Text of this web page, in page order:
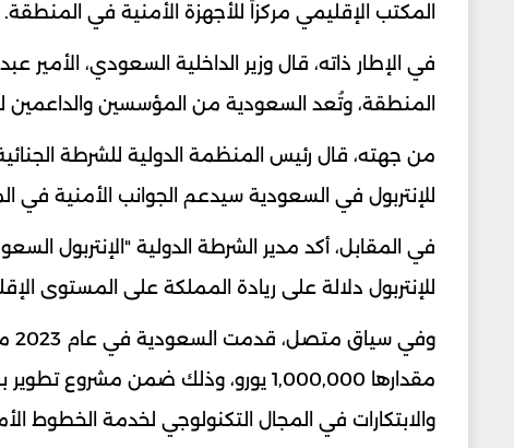
المكتب الإقليمي مركزاً للأجهزة الأمنية في المنطقة.
في الإطار ذاته، قال وزير الداخلية السعودي،
المنطقة، وتُعد السعودية من المؤسسين والداعمين
من جهته، قال رئيس المنظمة الدولية للشرطة الجنائية
للإنتربول في السعودية سيدعم الجوانب الأمنية في
في المقابل، أكد مدير الشرطة الدولية "الإنتربول
للإنتربول دلالة على ريادة المملكة على المستوى
والابتكارات في المجال التكنولوجي لخدمة الخطوط